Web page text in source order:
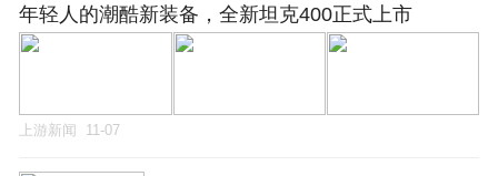
年轻人的潮酷新装备，全新坦克400正式上市
上游新闻 11-07